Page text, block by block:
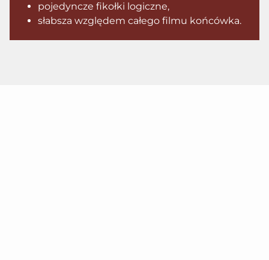
pojedyncze fikołki logiczne,
słabsza względem całego filmu końcówka.